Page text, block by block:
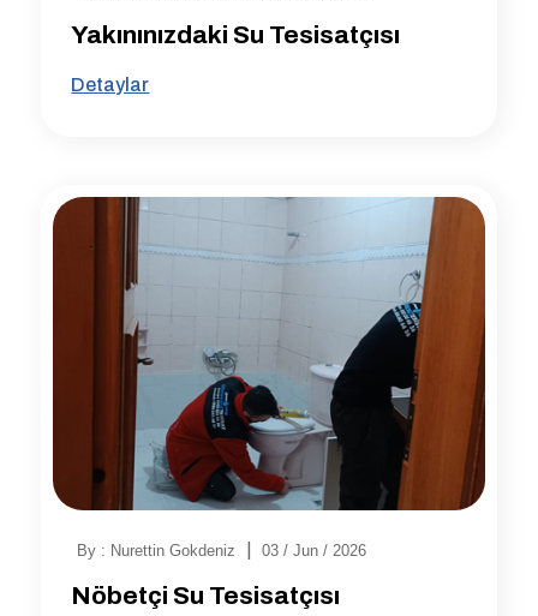
Yakınınızdaki Su Tesisatçısı
Detaylar
By : Nurettin Gokdeniz 03 / Jun / 2026
Nöbetçi Su Tesisatçısı